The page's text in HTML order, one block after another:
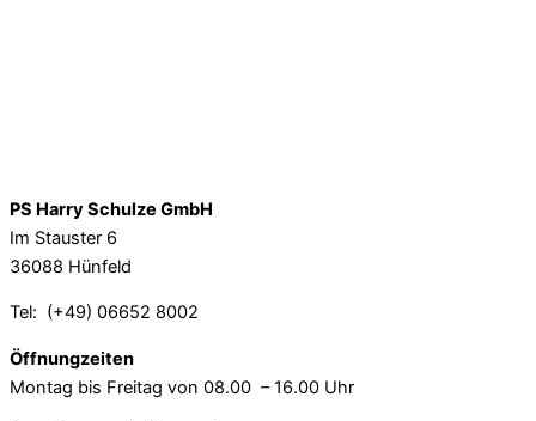
PS Harry Schulze GmbH
Im Stauster 6
36088 Hünfeld
Tel: (+49) 06652 8002
Öffnungzeiten
Montag bis Freitag von 08.00 – 16.00 Uhr